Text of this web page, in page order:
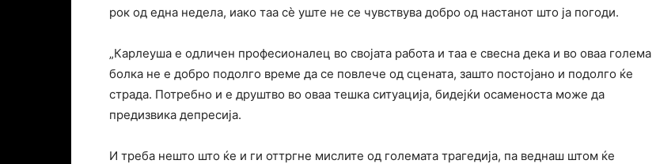
рок од една недела, иако таа сè уште не се чувствува добро од настанот што ја погоди.
„Карлеуша е одличен професионалец во својата работа и таа е свесна дека и во оваа голема
болка не е добро подолго време да се повлече од сцената, зашто постојано и подолго ќе
страда. Потребно и е друштво во оваа тешка ситуација, бидејќи осаменоста може да
предизвика депресија.
И треба нешто што ќе и ги оттргне мислите од големата трагедија, па веднаш штом ќе